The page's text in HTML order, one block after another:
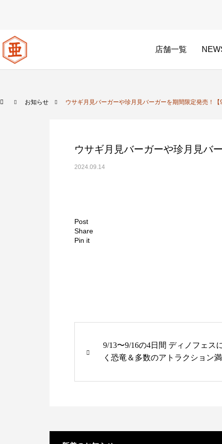
店舗一覧
お知らせ ウサギ月見バーガーや珍月見バーガーを期間限定発売！
ウサギ月見バーガーや珍月見バ
2024.09.14
Post
Share
Pin it
9/13〜9/16の4日間 ディノフェス
く恐竜＆多数のアトラクション
明ジメックス】